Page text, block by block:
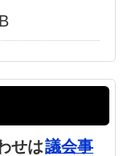
せは議会事